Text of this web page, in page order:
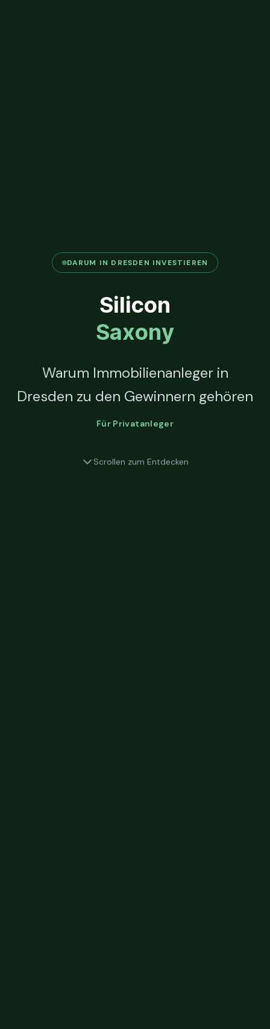
DARUM IN DRESDEN INVESTIEREN
Silicon
Saxony
Warum Immobilienanleger in
Dresden zu den Gewinnern gehören
Für Privatanleger
Scrollen zum Entdecken